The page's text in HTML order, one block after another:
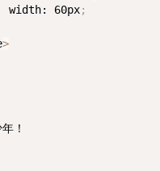
width: 60px
;
>